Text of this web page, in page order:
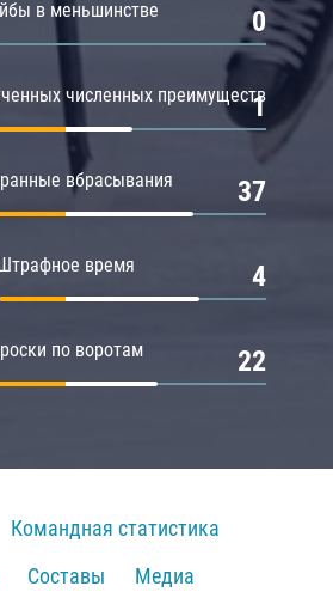
в меньшинстве 0
численных преимуществ
1
вбрасывания 37
время 4
по воротам 22
Командная статистика
Составы
Медиа